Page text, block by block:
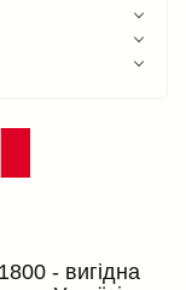
- вигідна